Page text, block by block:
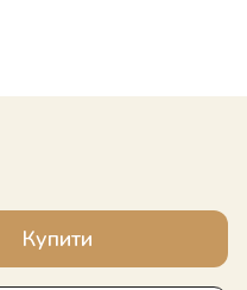
Купити